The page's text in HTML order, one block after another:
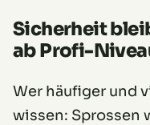
Sicherheit
ab Profi-
Wer häufiger und
wissen: Sprossen